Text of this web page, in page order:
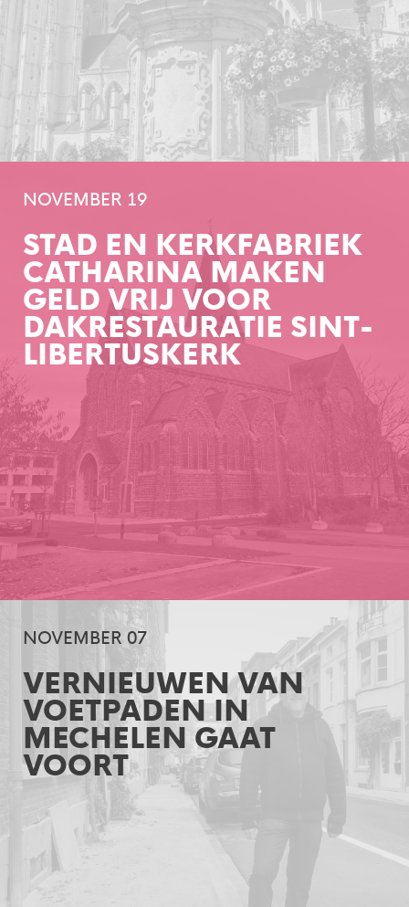
NOVEMBER 19
STAD EN KERKFABRIEK
CATHARINA MAKEN
GELD VRIJ VOOR
DAKRESTAURATIE SINT-
LIBERTUSKERK
NOVEMBER 07
VERNIEUWEN VAN
VOETPADEN IN
MECHELEN GAAT
VOORT